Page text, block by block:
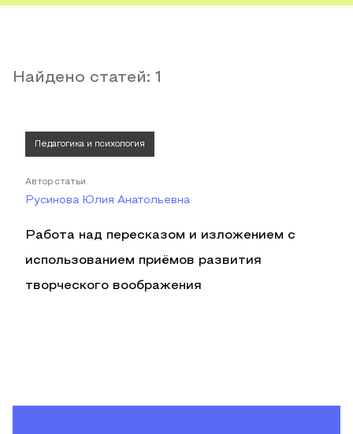
Найдено статей: 1
Педагогика и психология
Автор статьи
Русинова Юлия Анатольевна
Работа над пересказом и изложением с
использованием приёмов развития
творческого воображения